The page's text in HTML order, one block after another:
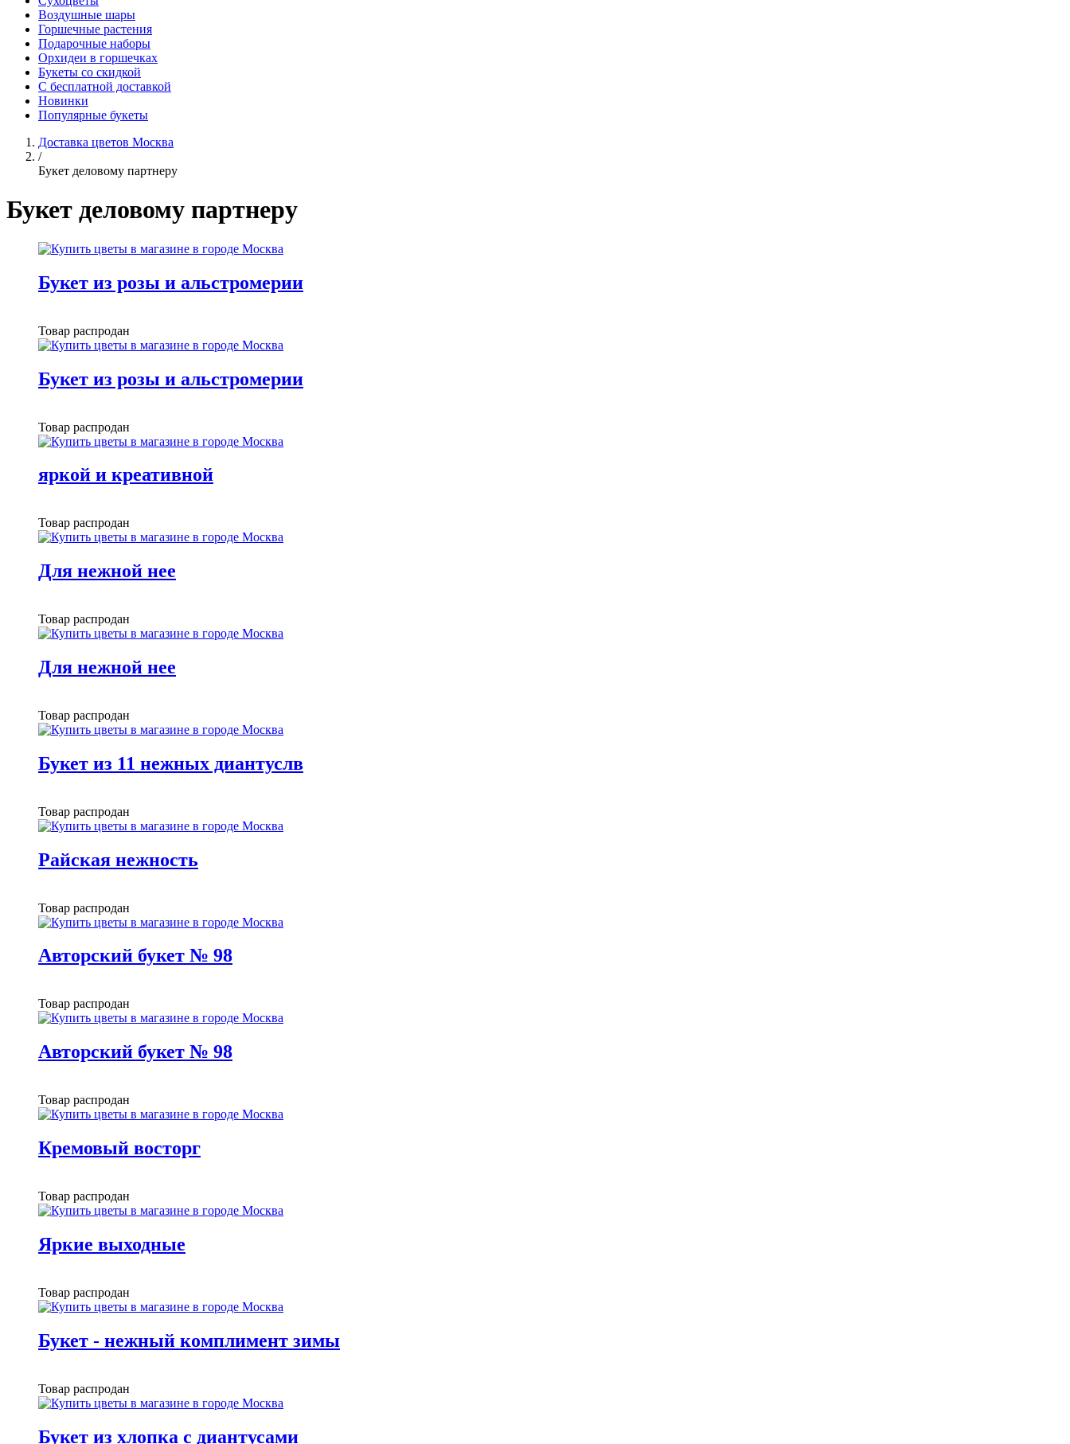
Воздушные шары
Горшечные растения
Подарочные наборы
Орхидеи в горшечках
Букеты со скидкой
С бесплатной доставкой
Новинки
Популярные букеты
Доставка цветов Москва
/
Букет деловому партнеру
Букет деловому партнеру
Букет из розы и альстромерии
Товар распродан
Букет из розы и альстромерии
Товар распродан
яркой и креативной
Товар распродан
Для нежной нее
Товар распродан
Для нежной нее
Товар распродан
Букет из 11 нежных диантуслв
Товар распродан
Райская нежность
Товар распродан
Авторский букет № 98
Товар распродан
Авторский букет № 98
Товар распродан
Кремовый восторг
Товар распродан
Яркие выходные
Товар распродан
Букет - нежный комплимент зимы
Товар распродан
Букет из хлопка с диантусами